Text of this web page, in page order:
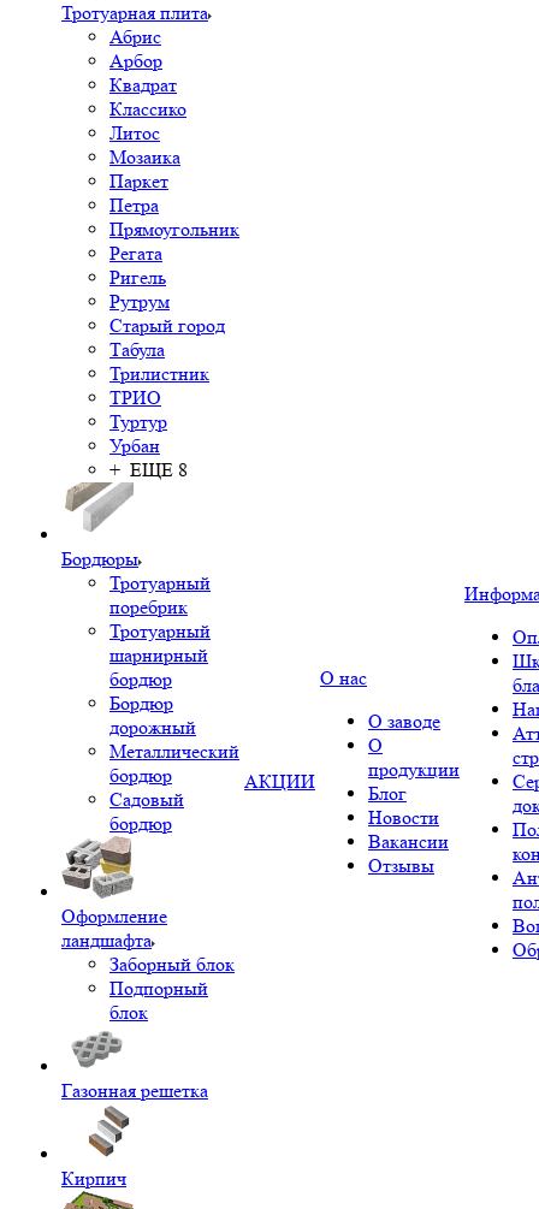
Тротуарная плита
Абрис
Арбор
Квадрат
Классико
Литос
Мозаика
Паркет
Петра
Прямоугольник
Регата
Ригель
Рутрум
Старый город
Табула
Трилистник
ТРИО
Туртур
Урбан
+ ЕЩЕ 8
Бордюры
Тротуарный
поребрик
Тротуарный
шарнирный
бордюр
Бордюр
дорожный
Металлический
бордюр
Садовый
бордюр
Оформление
ландшафта
Заборный блок
Подпорный
блок
Газонная решетка
Кирпич
АКЦИИ
О нас
О заводе
О
продукции
Блог
Новости
Вакансии
Отзывы